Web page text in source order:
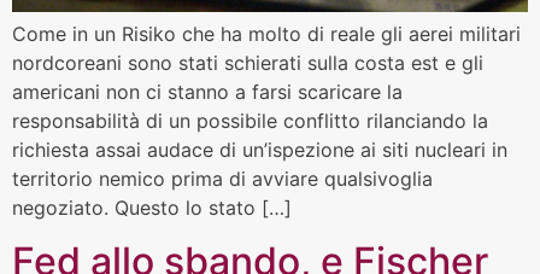
Come in un Risiko che ha molto di reale gli aerei militari
nordcoreani sono stati schierati sulla costa est e gli
americani non ci stanno a farsi scaricare la
responsabilità di un possibile conflitto rilanciando la
richiesta assai audace di un’ispezione ai siti nucleari in
territorio nemico prima di avviare qualsivoglia
negoziato. Questo lo stato […]
Fed allo sbando, e Fischer